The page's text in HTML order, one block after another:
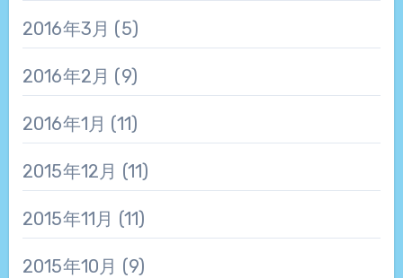
2016年3月 (5)
2016年2月 (9)
2016年1月 (11)
2015年12月 (11)
2015年11月 (11)
2015年10月 (9)